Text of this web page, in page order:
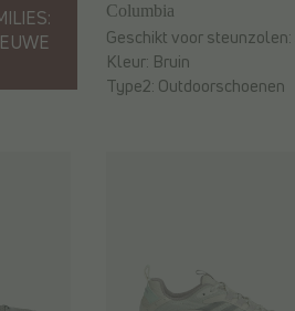
Columbia
Geschikt voor steunzolen:
Kleur: Bruin
Type2: Outdoorschoenen